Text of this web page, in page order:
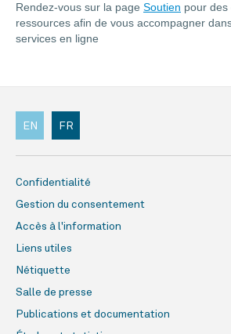
Rendez-vous sur la page Soutien pour des
ressources afin de vous accompagner
services en ligne
Confidentialité
Gestion du consentement
Accès à l'information
Liens utiles
Nétiquette
Salle de presse
Publications et documentation
EN FR